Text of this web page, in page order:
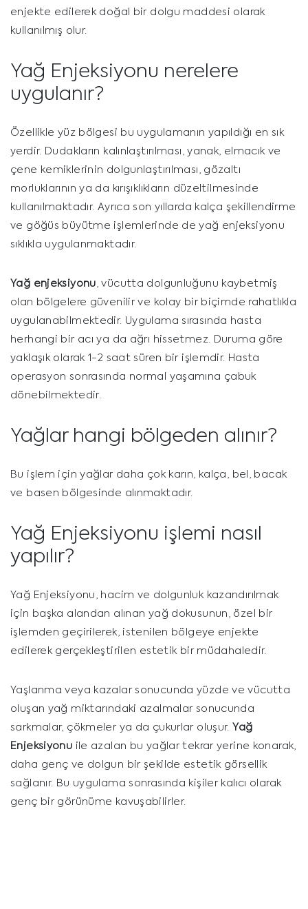
enjekte edilerek doğal bir dolgu maddesi olarak
kullanılmış olur.
Yağ Enjeksiyonu nerelere
uygulanır?
Özellikle yüz bölgesi bu uygulamanın yapıldığı en sık
yerdir. Dudakların kalınlaştırılması, yanak, elmacık ve
çene kemiklerinin dolgunlaştırılması, gözaltı
morluklarının ya da kırışıklıkların düzeltilmesinde
kullanılmaktadır. Ayrıca son yıllarda kalça şekillendirme
ve göğüs büyütme işlemlerinde de yağ enjeksiyonu
sıklıkla uygulanmaktadır.
Yağ enjeksiyonu , vücutta dolgunluğunu kaybetmiş
olan bölgelere güvenilir ve kolay bir biçimde rahatlıkla
uygulanabilmektedir. Uygulama sırasında hasta
herhangi bir acı ya da ağrı hissetmez. Duruma göre
yaklaşık olarak 1-2 saat süren bir işlemdir. Hasta
operasyon sonrasında normal yaşamına çabuk
dönebilmektedir.
Yağlar hangi bölgeden alınır?
Bu işlem için yağlar daha çok karın, kalça, bel, bacak
ve basen bölgesinde alınmaktadır.
Yağ Enjeksiyonu işlemi nasıl
yapılır?
Yağ Enjeksiyonu, hacim ve dolgunluk kazandırılmak
için başka alandan alınan yağ dokusunun, özel bir
işlemden geçirilerek, istenilen bölgeye enjekte
edilerek gerçekleştirilen estetik bir müdahaledir.
Yaşlanma veya kazalar sonucunda yüzde ve vücutta
oluşan yağ miktarındaki azalmalar sonucunda
sarkmalar, çökmeler ya da çukurlar oluşur.Yağ
Enjeksiyonu ile azalan bu yağlar tekrar yerine konarak,
daha genç ve dolgun bir şekilde estetik görsellik
sağlanır. Bu uygulama sonrasında kişiler kalıcı olarak
genç bir görünüme kavuşabilirler.